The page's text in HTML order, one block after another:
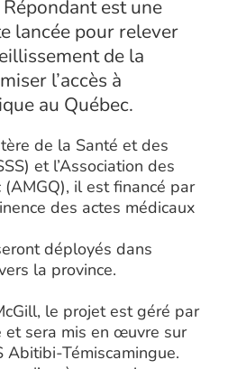
est une
lancée pour relever
de la
l’accès à
au Québec.
de la Santé et des
et l’Association des
il est financé par
des actes médicaux
déployés dans
la province.
le projet est géré par
et sera mis en œuvre sur
Abitibi-Témiscamingue.